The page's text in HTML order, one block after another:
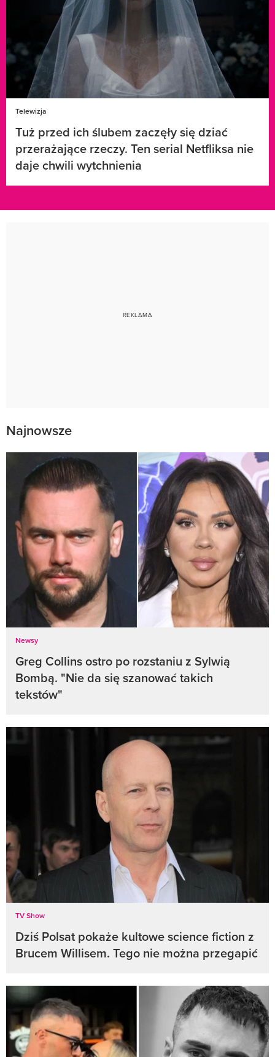
Telewizja
Tuż przed ich ślubem zaczęły się dziać
przerażające rzeczy. Ten serial Netfliksa nie
daje chwili wytchnienia
Najnowsze
Newsy
Greg Collins ostro po rozstaniu z Sylwią
Bombą. "Nie da się szanować takich
tekstów"
TV Show
Dziś Polsat pokaże kultowe science fiction z
Brucem Willisem. Tego nie można przegapić